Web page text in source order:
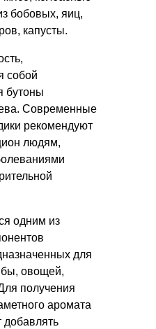
бобовых, яиц,
капусты.
собой
бутоны
Современные
рекомендуют
людям,
одним из
для
овощей,
получения
аромата
добавлять